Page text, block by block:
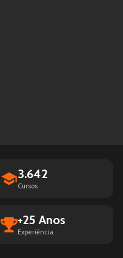
3.642
Cursos
+25 Anos
Experiência